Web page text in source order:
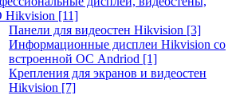
Hikvision [11]
Панели для видеостен Hikvision [3]
Информационные дисплеи Hikvision со
встроенной ОС Andriod [1]
Крепления для экранов и видеостен
Hikvision [7]